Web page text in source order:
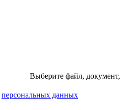
Выберите файл, документ,
персональных данных